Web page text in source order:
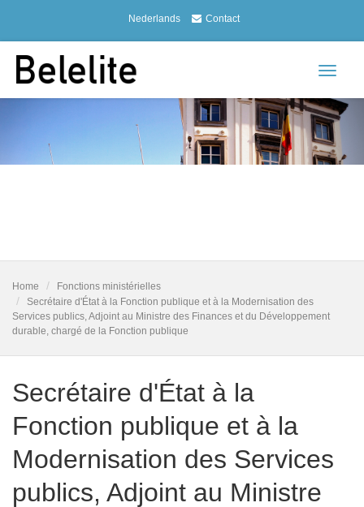
Nederlands Contact
Toggle
Home
Fonctions ministérielles
Secrétaire d'État à la Fonction publique et à la Modernisation des
Services publics, Adjoint au Ministre des Finances et du Développement
durable, chargé de la Fonction publique
Secrétaire d'État à la
Fonction publique et à la
Modernisation des Services
publics, Adjoint au Ministre